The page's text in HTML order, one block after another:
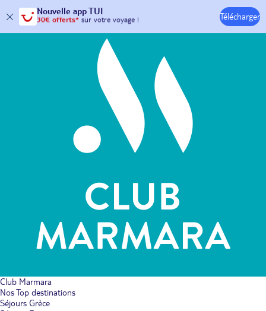
Nouvelle app TUI
30€ offerts*sur votre voyage !
avec le code :HAPPYAPP
Télécharger
Hôtels & Clubs
Club Marmara
Nos Top destinations
Séjours Grèce